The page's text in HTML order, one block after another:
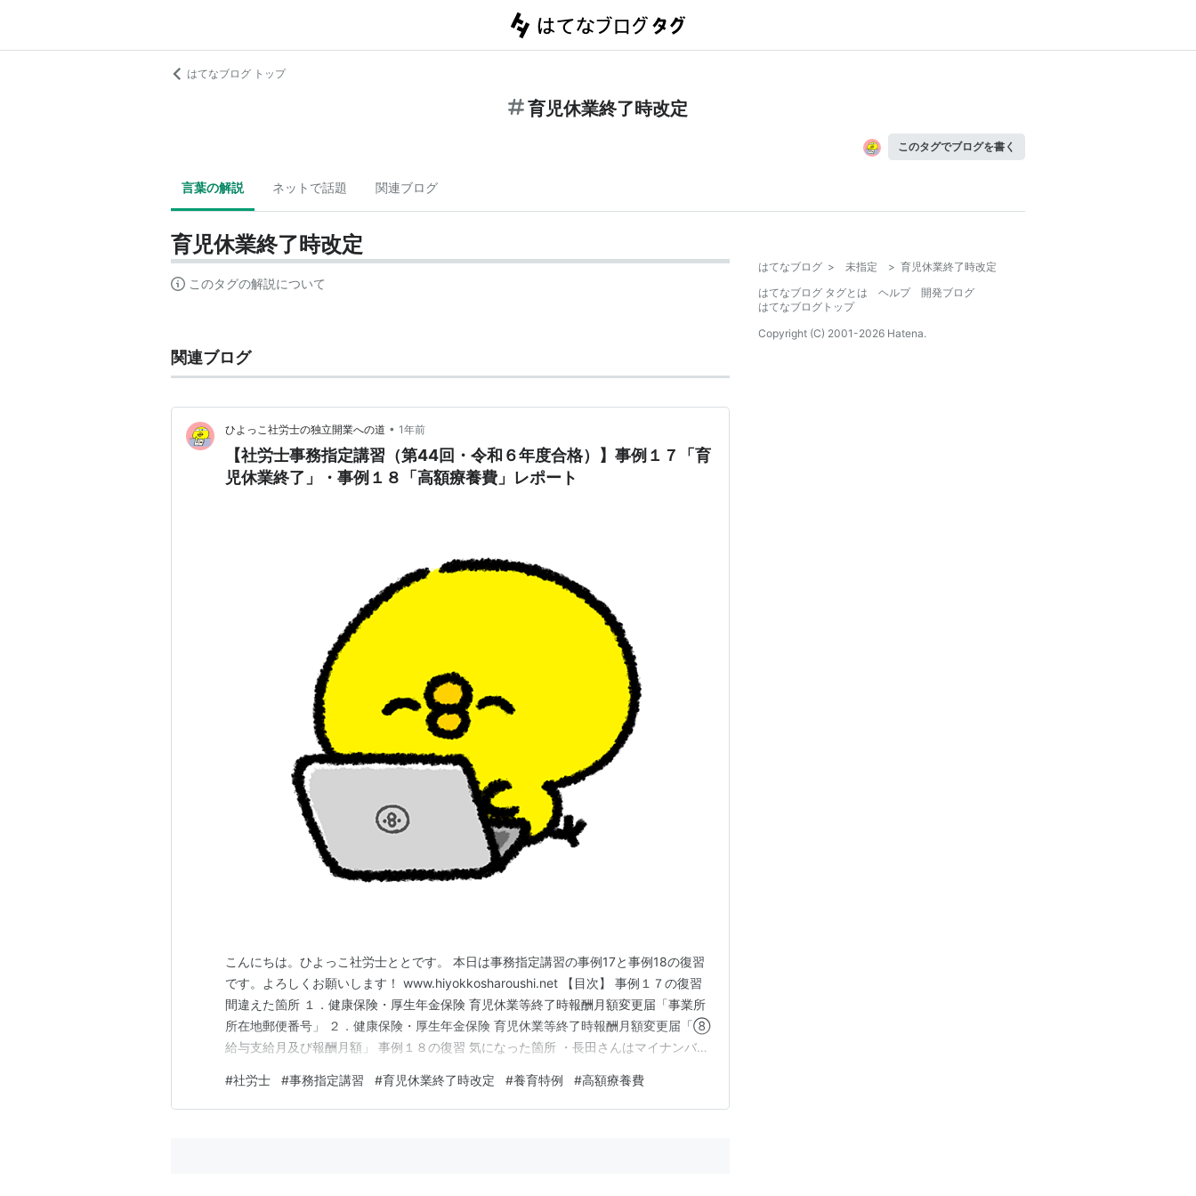
はてなブログ トップ
育児休業終了時改定
このタグでブログを書く
言葉の解説 ネットで話題 関連ブログ
育児休業終了時改定
このタグの解説について
関連ブログ
ひよっこ社労士の独立開業への道 • 1年前
【社労士事務指定講習（第44回・令和６年度合格）】事例１７「育
児休業終了」・事例１８「高額療養費」レポート
こんにちは。ひよっこ社労士ととです。 本日は事務指定講習の事例17と事例18の復習
です。よろしくお願いします！ www.hiyokkosharoushi.net 【目次】 事例１７の復習
間違えた箇所 １．健康保険・厚生年金保険 育児休業等終了時報酬月額変更届「事業所
所在地郵便番号」 ２．健康保険・厚生年金保険 育児休業等終了時報酬月額変更届「⑧
給与支給月及び報酬月額」 事例１８の復習 気になった箇所 ・長田さんはマイナンバー
メモ 事例１７の復習 『玉田宏美さんは、子どもの１歳を機に復職しました。育児休業
の終了日は…
#社労士 #事務指定講習 #育児休業終了時改定 #養育特例 #高額療養費
はてなブログ > 未指定 > 育児休業終了時改定
はてなブログ タグとは
ヘルプ
開発ブログ
はてなブログトップ
Copyright (C) 2001-2026 Hatena.